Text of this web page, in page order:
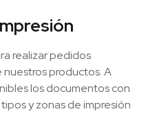
realizar pedidos
productos. A
los documentos con
y zonas de impresión